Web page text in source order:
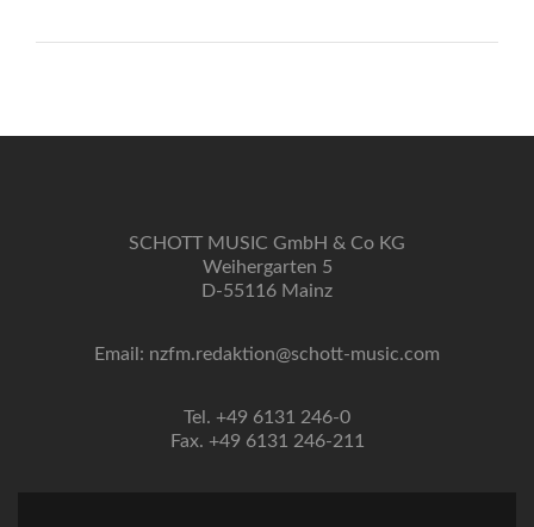
SCHOTT MUSIC GmbH & Co KG
Weihergarten 5
D-55116 Mainz
Email: nzfm.redaktion@schott-music.com
Tel. +49 6131 246-0
Fax. +49 6131 246-211